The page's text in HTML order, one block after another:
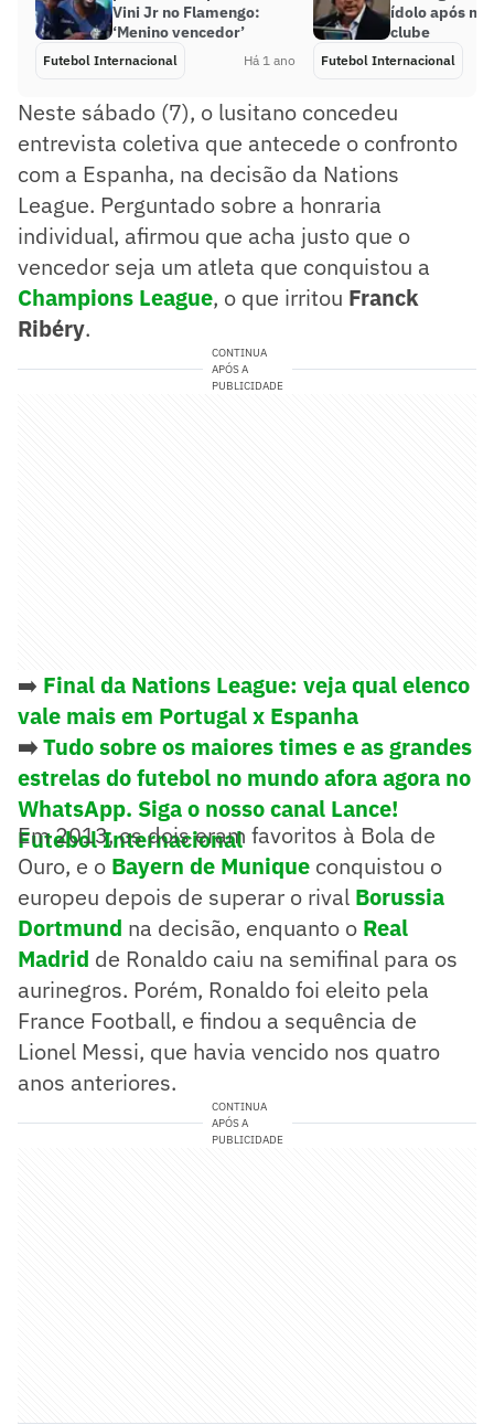
Vini Jr no Flamengo:
‘Menino vencedor’
Futebol Internacional Há 1 ano
ídolo após
clube
Futebol Internacional
Neste sábado (7), o lusitano concedeu
entrevista coletiva que antecede o confronto
com a Espanha, na decisão da Nations
League. Perguntado sobre a honraria
individual, afirmou que acha justo que o
vencedor seja um atleta que conquistou a
Champions League, o que irritou Franck
Ribéry.
CONTINUA
APÓS A
PUBLICIDADE
➡️ Final da Nations League: veja qual elenco
vale mais em Portugal x Espanha
➡️Tudo sobre os maiores times e as grandes
estrelas do futebol no mundo afora agora no
WhatsApp. Siga o nosso canal Lance!
Futebol Internacional
Em 2013, os dois eram favoritos à Bola de
Ouro, e o Bayern de Munique conquistou o
europeu depois de superar o rival Borussia
Dortmund na decisão, enquanto o Real
Madrid de Ronaldo caiu na semifinal para os
aurinegros. Porém, Ronaldo foi eleito pela
France Football, e findou a sequência de
Lionel Messi, que havia vencido nos quatro
anos anteriores.
CONTINUA
APÓS A
PUBLICIDADE